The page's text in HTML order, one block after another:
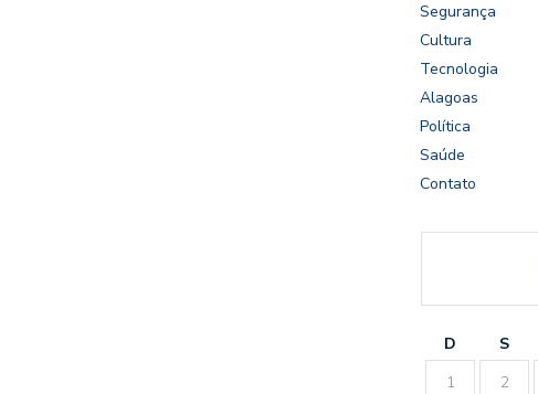
Segurança
Cultura
Tecnologia
Alagoas
Política
Saúde
Contato
D S
1
2